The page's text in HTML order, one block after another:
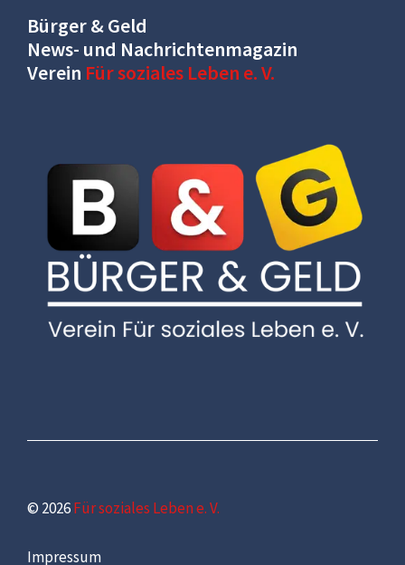
Bürger & Geld
News- und Nachrichtenmagazin
Verein Für soziales Leben e. V.
© 2026Für soziales Leben e. V.
Impressum